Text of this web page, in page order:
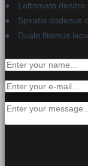
Leftomato
Spiratio dodenus
Dualo fitemus